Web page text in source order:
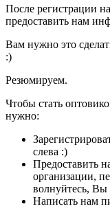
После регистрации
предоставить нам
Вам нужно это
:)
Резюмируем.
Чтобы стать
нужно:
слева :)
Предоставить
организации,
волнуйтесь, Вы
Написать нам